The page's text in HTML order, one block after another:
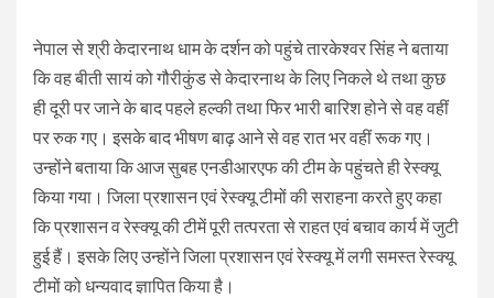
नेपाल से श्री केदारनाथ धाम के दर्शन को पहुंचे तारकेश्वर सिंह ने बताया
कि वह बीती सायं को गौरीकुंड से केदारनाथ के लिए निकले थे तथा कुछ
ही दूरी पर जाने के बाद पहले हल्की तथा फिर भारी बारिश होने से वह वहीं
पर रुक गए। इसके बाद भीषण बाढ़ आने से वह रात भर वहीं रूक गए।
उन्होंने बताया कि आज सुबह एनडीआरएफ की टीम के पहुंचते ही रेस्क्यू
किया गया। जिला प्रशासन एवं रेस्क्यू टीमों की सराहना करते हुए कहा
कि प्रशासन व रेस्क्यू की टीमें पूरी तत्परता से राहत एवं बचाव कार्य में जुटी
हुई हैं। इसके लिए उन्होंने जिला प्रशासन एवं रेस्क्यू में लगी समस्त रेस्क्यू
टीमों को धन्यवाद ज्ञापित किया है।